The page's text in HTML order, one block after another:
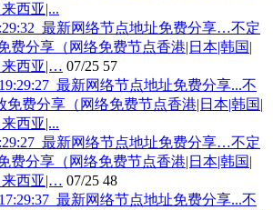
最新网络节点地址免费分享…不定
费分享（网络免费节点香港|日本|韩国|
来西亚|… 07/25 57
最新网络节点地址免费分享…不定
费分享（网络免费节点香港|日本|韩国|
来西亚|… 07/25 48